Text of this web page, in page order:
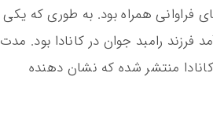
فراوانی همراه بود. به طوری که یکی
ها در سال 2019 مربوط به دنیا آمد فرزند رامبد جوان در کانادا بود. مدت
منتشر شده که نشان دهنده